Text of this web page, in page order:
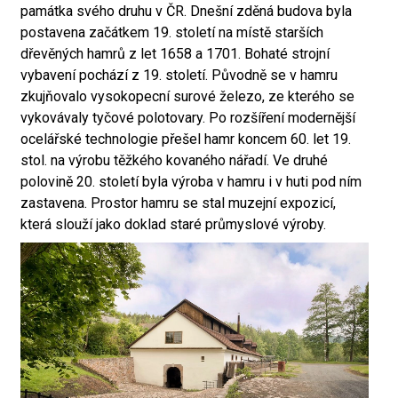
památka svého druhu v ČR. Dnešní zděná budova byla
postavena začátkem 19. století na místě starších
dřevěných hamrů z let 1658 a 1701. Bohaté strojní
vybavení pochází z 19. století. Původně se v hamru
zkujňovalo vysokopecní surové železo, ze kterého se
vykovávaly tyčové polotovary. Po rozšíření modernější
ocelářské technologie přešel hamr koncem 60. let 19.
stol. na výrobu těžkého kovaného nářadí. Ve druhé
polovině 20. století byla výroba v hamru i v huti pod ním
zastavena. Prostor hamru se stal muzejní expozicí,
která slouží jako doklad staré průmyslové výroby.